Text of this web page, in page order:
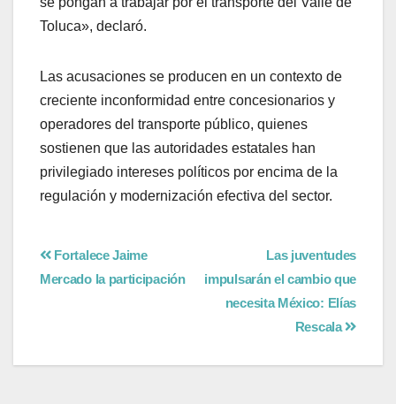
Toluca», declaró.
Las acusaciones se producen en un contexto de
creciente inconformidad entre concesionarios y
operadores del transporte público, quienes
sostienen que las autoridades estatales han
privilegiado intereses políticos por encima de la
regulación y modernización efectiva del sector.
Las juventudes
impulsarán el cambio que
necesita México: Elías
Rescala
Fortalece Jaime
Mercado la participación